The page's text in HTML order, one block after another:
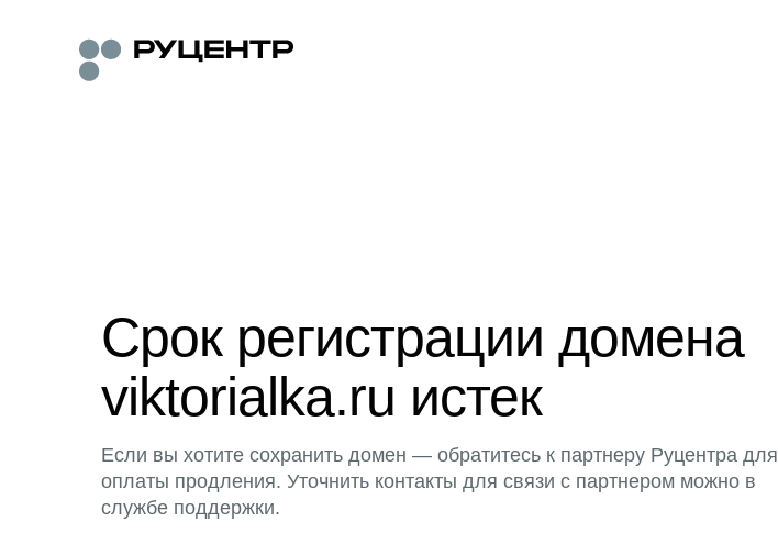
Срок регистрации домена
viktorialka.ru истек
Если вы хотите сохранить домен — обратитесь к партнеру Руцентра для
оплаты продления. Уточнить контакты для связи с партнером можно в
службе поддержки.